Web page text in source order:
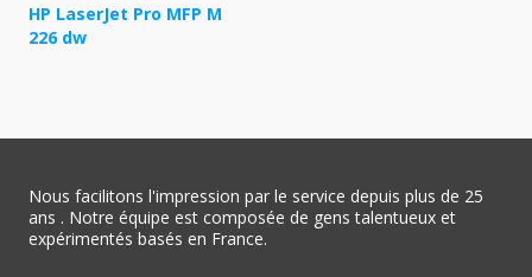
HP LaserJet Pro MFP M
226 dw
Nous facilitons l'impression par le service depuis plus de 25
ans . Notre équipe est composée de gens talentueux et
expérimentés basés en France.